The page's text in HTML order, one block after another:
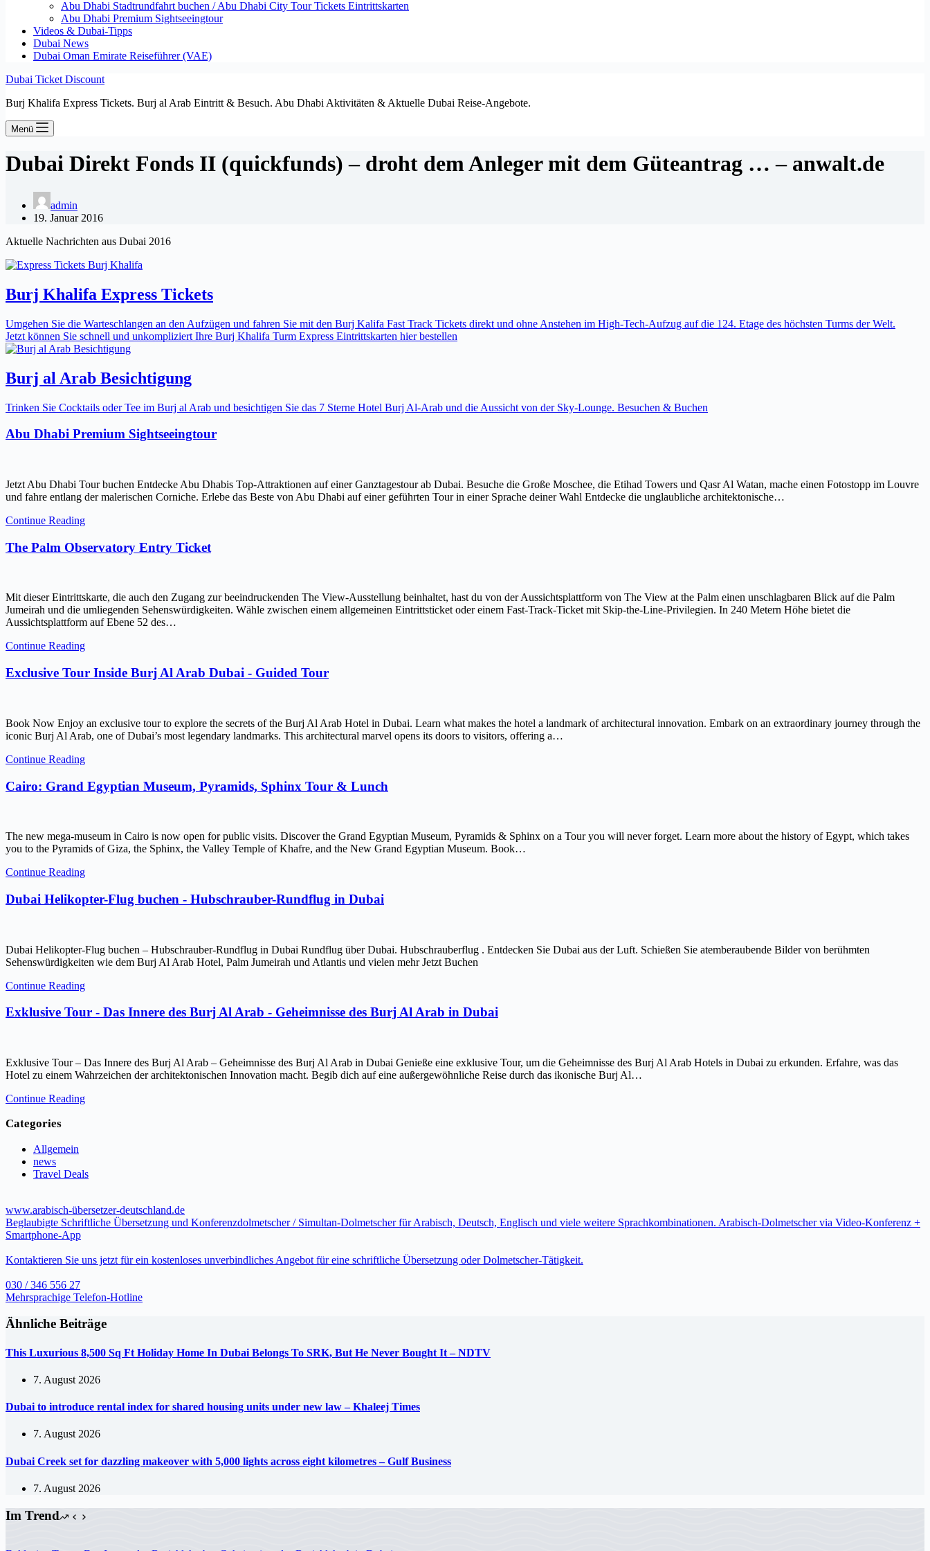
Abu Dhabi Stadtrundfahrt buchen / Abu Dhabi City Tour Tickets Eintrittskarten
Abu Dhabi Premium Sightseeingtour
Videos & Dubai-Tipps
Dubai News
Dubai Oman Emirate Reiseführer (VAE)
Dubai Ticket Discount
Burj Khalifa Express Tickets. Burj al Arab Eintritt & Besuch. Abu Dhabi Aktivitäten & Aktuelle Dubai Reise-Angebote.
Menü
Dubai Direkt Fonds II (quickfunds) – droht dem Anleger mit dem Güteantrag … – anwalt.de
admin
19. Januar 2016
Aktuelle Nachrichten aus Dubai 2016
Burj Khalifa Express Tickets
Umgehen Sie die Warteschlangen an den Aufzügen und fahren Sie mit den Burj Kalifa Fast Track Tickets direkt und ohne Anstehen im High-Tech-Aufzug auf die 124. Etage des höchsten Turms der Welt.
Jetzt können Sie schnell und unkompliziert Ihre Burj Khalifa Turm Express Eintrittskarten hier bestellen
Burj al Arab Besichtigung
Trinken Sie Cocktails oder Tee im Burj al Arab und besichtigen Sie das 7 Sterne Hotel Burj Al-Arab und die Aussicht von der Sky-Lounge. Besuchen & Buchen
Abu Dhabi Premium Sightseeingtour
Jetzt Abu Dhabi Tour buchen Entdecke Abu Dhabis Top-Attraktionen auf einer Ganztagestour ab Dubai. Besuche die Große Moschee, die Etihad Towers und Qasr Al Watan, mache einen Fotostopp im Louvre
und fahre entlang der malerischen Corniche. Erlebe das Beste von Abu Dhabi auf einer geführten Tour in einer Sprache deiner Wahl Entdecke die unglaubliche architektonische…
Continue Reading
The Palm Observatory Entry Ticket
Mit dieser Eintrittskarte, die auch den Zugang zur beeindruckenden The View-Ausstellung beinhaltet, hast du von der Aussichtsplattform von The View at the Palm einen unschlagbaren Blick auf die Palm
Jumeirah und die umliegenden Sehenswürdigkeiten. Wähle zwischen einem allgemeinen Eintrittsticket oder einem Fast-Track-Ticket mit Skip-the-Line-Privilegien. In 240 Metern Höhe bietet die
Aussichtsplattform auf Ebene 52 des…
Continue Reading
Exclusive Tour Inside Burj Al Arab Dubai - Guided Tour
Book Now Enjoy an exclusive tour to explore the secrets of the Burj Al Arab Hotel in Dubai. Learn what makes the hotel a landmark of architectural innovation. Embark on an extraordinary journey through the
iconic Burj Al Arab, one of Dubai’s most legendary landmarks. This architectural marvel opens its doors to visitors, offering a…
Continue Reading
Cairo: Grand Egyptian Museum, Pyramids, Sphinx Tour & Lunch
The new mega-museum in Cairo is now open for public visits. Discover the Grand Egyptian Museum, Pyramids & Sphinx on a Tour you will never forget. Learn more about the history of Egypt, which takes
you to the Pyramids of Giza, the Sphinx, the Valley Temple of Khafre, and the New Grand Egyptian Museum. Book…
Continue Reading
Dubai Helikopter-Flug buchen - Hubschrauber-Rundflug in Dubai
Dubai Helikopter-Flug buchen – Hubschrauber-Rundflug in Dubai Rundflug über Dubai. Hubschrauberflug . Entdecken Sie Dubai aus der Luft. Schießen Sie atemberaubende Bilder von berühmten
Sehenswürdigkeiten wie dem Burj Al Arab Hotel, Palm Jumeirah und Atlantis und vielen mehr Jetzt Buchen
Continue Reading
Exklusive Tour - Das Innere des Burj Al Arab - Geheimnisse des Burj Al Arab in Dubai
Exklusive Tour – Das Innere des Burj Al Arab – Geheimnisse des Burj Al Arab in Dubai Genieße eine exklusive Tour, um die Geheimnisse des Burj Al Arab Hotels in Dubai zu erkunden. Erfahre, was das
Hotel zu einem Wahrzeichen der architektonischen Innovation macht. Begib dich auf eine außergewöhnliche Reise durch das ikonische Burj Al…
Continue Reading
Categories
Allgemein
news
Travel Deals
www.arabisch-übersetzer-deutschland.de
Beglaubigte Schriftliche Übersetzung und Konferenzdolmetscher / Simultan-Dolmetscher für Arabisch, Deutsch, Englisch und viele weitere Sprachkombinationen. Arabisch-Dolmetscher via Video-Konferenz +
Smartphone-App
Kontaktieren Sie uns jetzt für ein kostenloses unverbindliches Angebot für eine schriftliche Übersetzung oder Dolmetscher-Tätigkeit.
030 / 346 556 27
Mehrsprachige Telefon-Hotline
Ähnliche Beiträge
This Luxurious 8,500 Sq Ft Holiday Home In Dubai Belongs To SRK, But He Never Bought It – NDTV
7. August 2026
Dubai to introduce rental index for shared housing units under new law – Khaleej Times
7. August 2026
Dubai Creek set for dazzling makeover with 5,000 lights across eight kilometres – Gulf Business
7. August 2026
Im Trend